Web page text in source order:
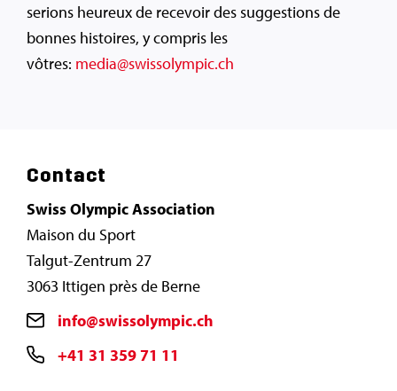
serions heureux de recevoir des suggestions de
bonnes histoires, y compris les
vôtres: media@swissolympic.ch
Contact
Swiss Olympic Association
Maison du Sport
Talgut-Zentrum 27
3063 Ittigen près de Berne
info@swissolympic.ch
+41 31 359 71 11